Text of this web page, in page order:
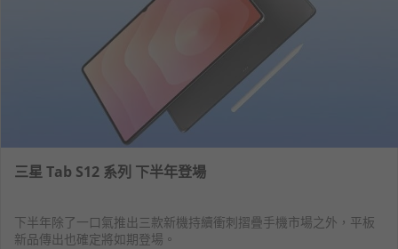
三星 Tab S12 系列 下半年登場
下半年除了一口氣推出三款新機持續衝刺摺疊手機市場之外，平板
新品傳出也確定將如期登場。